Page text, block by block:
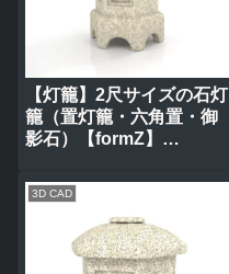
【灯籠】2尺サイズの石灯
籠（置灯籠・六角置・御
影石）【formZ】
3D CAD